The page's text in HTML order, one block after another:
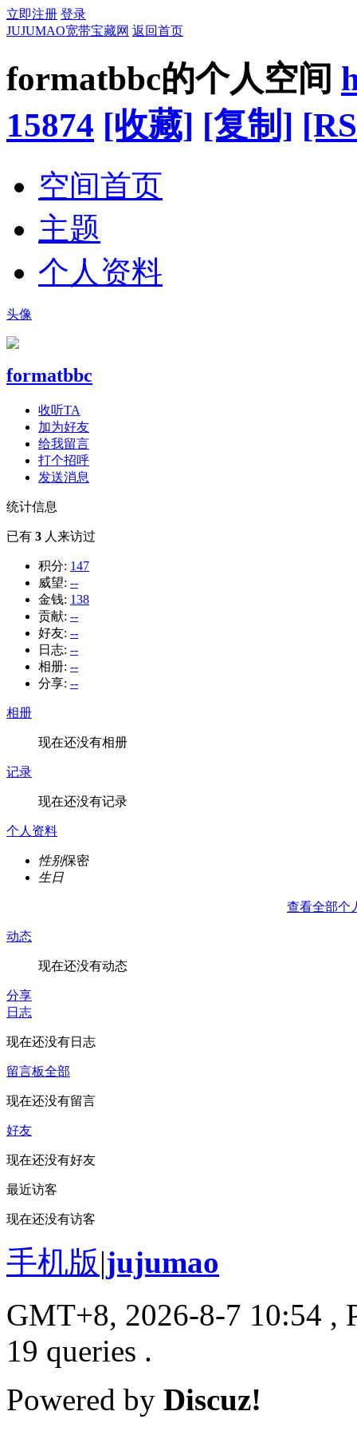
立即注册 登录
JUJUMAO宽带宝藏网 返回首页
formatbbc的个人空间
15874 [收藏] [复制]
空间首页
主题
个人资料
头像
formatbbc
收听TA
加为好友
给我留言
打个招呼
发送消息
统计信息
已有 3 人来访过
积分: 147
威望: --
金钱: 138
贡献: --
好友: --
日志: --
相册: --
分享: --
相册
现在还没有相册
记录
现在还没有记录
个人资料
性别保密
生日
查看全部个
动态
现在还没有动态
分享
日志
现在还没有日志
留言板全部
现在还没有留言
好友
现在还没有好友
最近访客
现在还没有访客
手机版|jujumao
GMT+8, 2026-8-7 10:54 ,
19 queries .
Powered by Discuz!